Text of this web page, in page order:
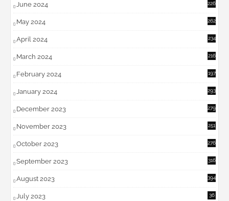
June 2024 226
May 2024 262
April 2024 234
March 2024 216
February 2024 197
January 2024 293
December 2023 279
November 2023 251
October 2023 276
September 2023 316
August 2023 394
July 2023
36